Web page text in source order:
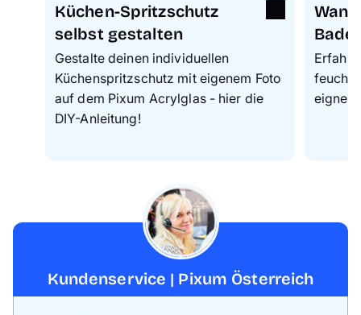
Küchen-Spritzschutz
selbst gestalten
Gestalte deinen individuellen
Küchenspritzschutz mit eigenem Foto
auf dem Pixum Acrylglas - hier die
DIY-Anleitung!
eignen.
Kundenservice | Pixum Österreich